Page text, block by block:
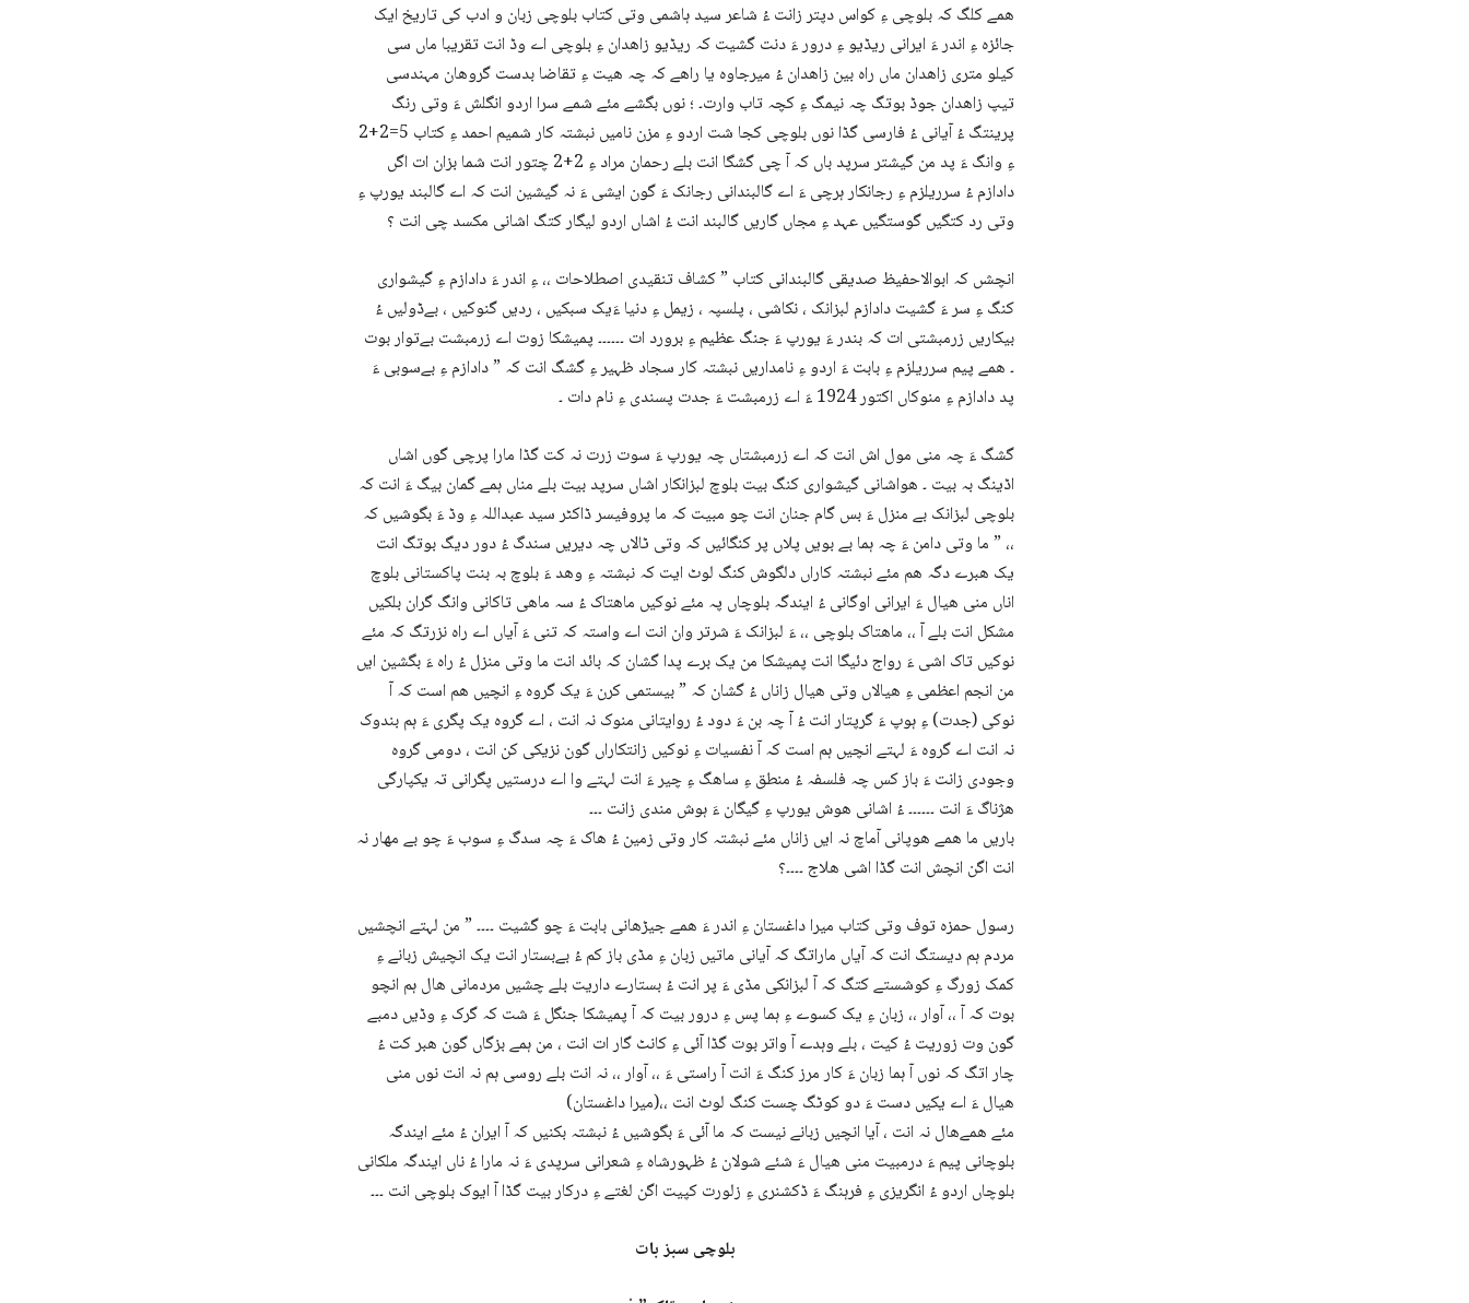
ھمے کلگ کہ بلوچی ءِ کواس دپتر زانت ءُ شاعر سید ہاشمی وتی کتاب بلوچی زبان و ادب کی تاریخ ایک
جائزہ ءِ اندر ءَ ایرانی ریڈیو ءِ درور ءَ دنت گشیت کہ ریڈیو زاھدان ءِ بلوچی اے وڈ انت تقریبا ماں سی
کیلو متری زاھدان ماں راہ بین زاھدان ءُ میرجاوہ یا راھے کہ چہ ھیت ءِ تقاضا بدست گروھان مہندسی
تیپ زاھدان جوڈ بوتگ چہ نیمگ ءِ کچہ تاب وارت۔ ؛ نوں بگشے مئے شمے سرا اردو انگلش ءَ وتی رنگ
پرینتگ ءُ آیانی ءُ فارسی گڈا نوں بلوچی کجا شت اردو ءِ مزن نامیں نبشتہ کار شمیم احمد ءِ کتاب 5=2+2
ءِ وانگ ءَ پد من گیشتر سرپد باں کہ آ چی گشگا انت بلے رحمان مراد ءِ 2+2 چتور انت شما بزان ات اگں
دادازم ءُ سرریلزم ءِ رجانکار ہرچی ءَ اے گالبندانی رجانک ءَ گون ایشی ءَ نہ گیشین انت کہ اے گالبند یورپ ءِ
وتی رد کتگیں گوستگیں عہد ءِ مجاں گاریں گالبند انت ءُ اشاں اردو لیگار کتگ اشانی مکسد چی انت ؟
انچشں کہ ابوالاحفیظ صدیقی گالبندانی کتاب ” کشاف تنقیدی اصطلاحات ،، ءِ اندر ءَ دادازم ءِ گیشواری
کنگ ءِ سر ءَ گشیت دادازم لبزانک ، نکاشی ، پلسپہ ، زیمل ءِ دنیا ءَیک سبکیں ، ردیں گنوکیں ، بےڈولیں ءُ
بیکاریں زرمبشتی ات کہ بندر ءَ یورپ ءَ جنگ عظیم ءِ برورد ات ۔۔۔۔۔۔ پمیشکا زوت اے زرمبشت بےتوار بوت
۔ ھمے پیم سرریلزم ءِ بابت ءَ اردو ءِ نامداریں نبشتہ کار سجاد ظہیر ءِ گشگ انت کہ ” دادازم ءِ بےسوبی ءَ
پد دادازم ءِ منوکاں اکتور 1924 ءَ اے زرمبشت ءَ جدت پسندی ءِ نام دات ۔
گشگ ءَ چہ منی مول اش انت کہ اے زرمبشتاں چہ یورپ ءَ سوت زرت نہ کت گڈا مارا پرچی گوں اشاں
اڈینگ بہ بیت ۔ ھواشانی گیشواری کنگ بیت بلوچ لبزانکار اشاں سرپد بیت بلے مناں ہمے گمان بیگ ءَ انت کہ
بلوچی لبزانک بے منزل ءَ بس گام جنان انت چو مبیت کہ ما پروفیسر ڈاکٹر سید عبداللہ ءِ وڈ ءَ بگوشیں کہ
” ما وتی دامن ءَ چہ ہما بے بویں پلاں پر کنگائیں کہ وتی ٹالاں چہ دیریں سندگ ءُ دور دیگ بوتگ انت ،،
یک ھبرے دگہ ھم مئے نبشتہ کاراں دلگوش کنگ لوٹ ایت کہ نبشتہ ءِ وھد ءَ بلوچ بہ بنت پاکستانی بلوچ
اناں منی ھیال ءَ ایرانی اوگانی ءُ ایندگہ بلوچاں پہ مئے نوکیں ماھتاک ءُ سہ ماھی تاکانی وانگ گران بلکیں
مشکل انت بلے آ ،، ماھتاک بلوچی ،، ءَ لبزانک ءَ شرتر وان انت اے واستہ کہ تنی ءَ آیاں اے راہ نزرتگ کہ مئے
نوکیں تاک اشی ءَ رواج دئیگا انت پمیشکا من یک برے پدا گشان کہ بائد انت ما وتی منزل ءُ راہ ءَ بگشین ایں
من انجم اعظمی ءِ ھیالاں وتی ھیال زاناں ءُ گشان کہ ” بیستمی کرن ءَ یک گروہ ءِ انچیں ھم است کہ آ
نوکی (جدت) ءِ ہوپ ءَ گرپتار انت ءُ آ چہ بن ءَ دود ءُ روایتانی منوک نہ انت ، اے گروہ یک پگری ءَ ہم بندوک
نہ انت اے گروہ ءَ لہتے انچیں ہم است کہ آ نفسیات ءِ نوکیں زانتکاراں گون نزیکی کن انت ، دومی گروہ
وجودی زانت ءَ باز کس چہ فلسفہ ءُ منطق ءِ ساھگ ءِ چیر ءَ انت لہتے وا اے درستیں پگرانی تہ یکپارگی
ھژناگ ءَ انت ۔۔۔۔۔۔ ءُ اشانی ھوش یورپ ءِ گیگان ءَ ہوش مندی زانت ۔۔۔
باریں ما ھمے ھوپانی آماچ نہ ایں زاناں مئے نبشتہ کار وتی زمین ءُ ھاک ءَ چہ سدگ ءِ سوب ءَ چو بے مھار نہ
انت اگن انچش انت گڈا اشی ھلاج ۔۔۔۔؟
رسول حمزہ توف وتی کتاب میرا داغستان ءِ اندر ءَ ھمے جیڑھانی بابت ءَ چو گشیت ۔۔۔۔ ” من لہتے انچشیں
مردم ہم دیستگ انت کہ آیاں ماراتگ کہ آیانی ماتیں زبان ءِ مڈی باز کم ءُ بےبستار انت یک انچیش زبانے ءِ
کمک زورگ ءِ کوشستے کتگ کہ آ لبزانکی مڈی ءَ پر انت ءُ بستارے داریت بلے چشیں مردمانی ھال ہم انچو
بوت کہ آ ،، آوار ،، زبان ءِ یک کسوے ءِ ہما پس ءِ درور بیت کہ آ پمیشکا جنگل ءَ شت کہ گرک ءِ وڈیں دمبے
گون وت زوریت ءُ کیت ، بلے وہدے آ واتر بوت گڈا آئی ءِ کانٹ گار ات انت ، من ہمے بزگاں گون ھبر کت ءُ
چار اتگ کہ نوں آ ہما زبان ءَ کار مرز کنگ ءَ انت آ راستی ءَ ،، آوار ،، نہ انت بلے روسی ہم نہ انت نوں منی
ھیال ءَ اے یکیں دست ءَ دو کوٹگ چست کنگ لوٹ انت ،،(میرا داغستان)
مئے ھمےھال نہ انت ، آیا انچیں زبانے نیست کہ ما آئی ءَ بگوشیں ءُ نبشتہ بکنیں کہ آ ایران ءُ مئے ایندگہ
بلوچانی پیم ءَ درمبیت منی ھیال ءَ شئے شولان ءُ ظہورشاہ ءِ شعرانی سرپدی ءَ نہ مارا ءُ ناں ایندگہ ملکانی
بلوچاں اردو ءُ انگریزی ءِ فرہنگ ءَ ڈکشنری ءِ زلورت کپیت اگن لغتے ءِ درکار بیت گڈا آ ایوک بلوچی انت ۔۔۔
بلوچی سبز بات